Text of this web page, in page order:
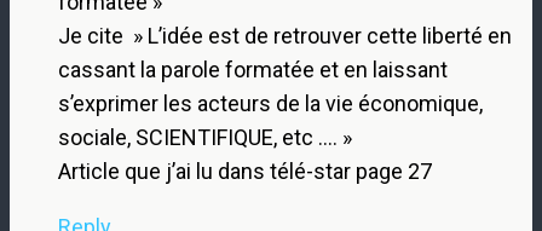
Je cite » L’idée est de retrouver cette liberté en
cassant la parole formatée et en laissant
s’exprimer les acteurs de la vie économique,
sociale, SCIENTIFIQUE, etc …. »
Article que j’ai lu dans télé-star page 27